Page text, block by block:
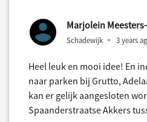
Marjolein
Schadewijk 3 years
Heel leuk en mooi idee! En
naar parken bij Grutto,
kan er gelijk aangesloten
Spaanderstraatse Akkers